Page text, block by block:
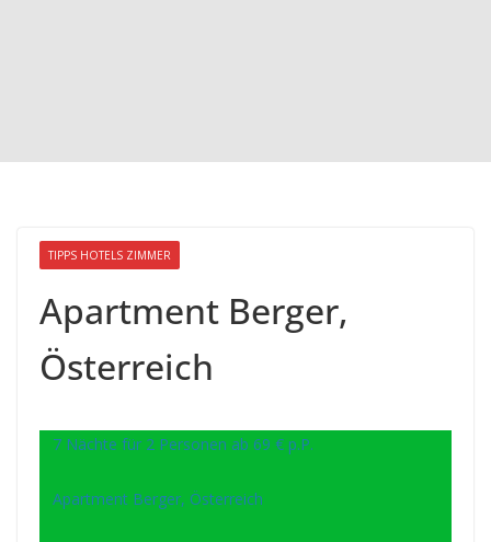
TIPPS HOTELS ZIMMER
Apartment Berger,
Österreich
7 Nächte für 2 Personen ab 69 € p.P.
Apartment Berger, Österreich